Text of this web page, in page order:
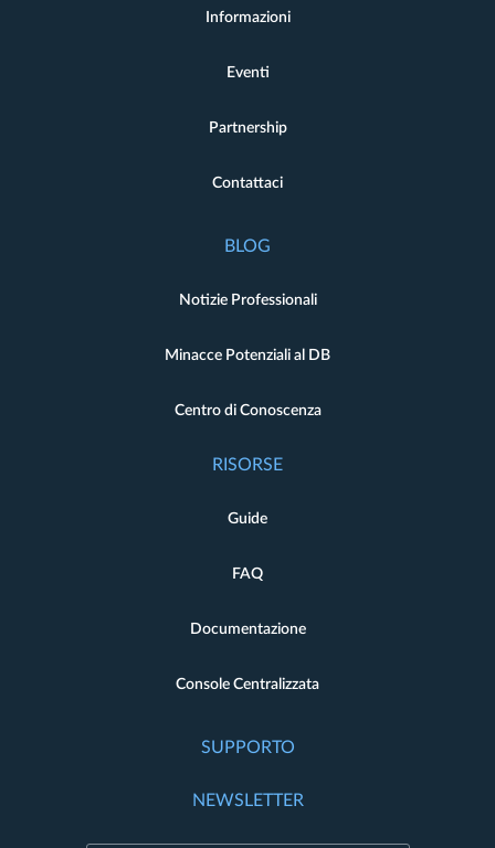
Informazioni
Eventi
Partnership
Contattaci
BLOG
Notizie Professionali
Minacce Potenziali al DB
Centro di Conoscenza
RISORSE
Guide
FAQ
Documentazione
Console Centralizzata
SUPPORTO
NEWSLETTER